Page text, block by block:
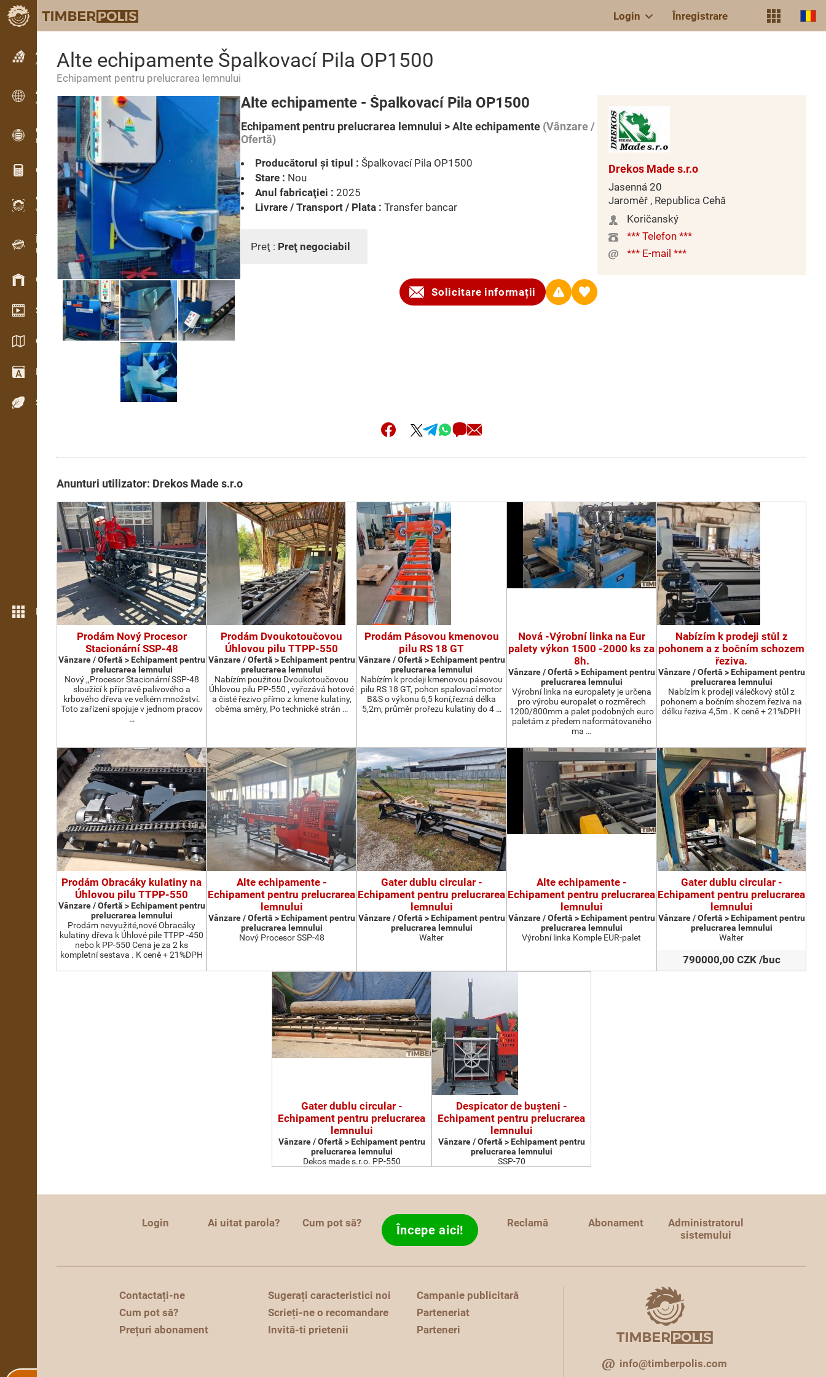
Login Înregistrare
Anunțuri
Anunturi text
Anunțuri
Anunțuri internaționale
OPTI-TIMB
Modele de debitare
Calculatoare lemn
WoodProfi
Volum de lemn cu IA
Înregistrator de date
Inventarul lemnului pe teren
Gestionarea stocurilor
Showroom video
Cataloage / Broșuri
Dicţionar
Specii de lemn
Mai multe opțiuni
Alte echipamente Špalkovací Pila OP1500
Echipament pentru prelucrarea lemnului
Alte echipamente - Špalkovací Pila OP1500
Echipament pentru prelucrarea lemnului > Alte echipamente (Vânzare /
Ofertă)
Producătorul şi tipul : Špalkovací Pila OP1500
Stare : Nou
Anul fabricaţiei : 2025
Livrare / Transport / Plata : Transfer bancar
Preţ : Preţ negociabil
Solicitare informații
Drekos Made s.r.o
Jasenná 20
Jaroměř , Republica Cehă
Koričanský
*** Telefon ***
*** E-mail ***
Anunturi utilizator: Drekos Made s.r.o
Prodám Nový Procesor
Stacionární SSP-48
Vânzare / Ofertă > Echipament pentru
prelucrarea lemnului
Nový ,,Procesor Stacionární SSP-48
sloužící k přípravě palivového a
krbového dřeva ve velkém množství.
Toto zařízení spojuje v jednom pracov
…
Prodám Dvoukotoučovou
Úhlovou pilu TTPP-550
Vânzare / Ofertă > Echipament pentru
prelucrarea lemnului
Nabízím použitou Dvoukotoučovou
Úhlovou pilu PP-550 , vyřezává hotové
a čisté řezivo přímo z kmene kulatiny,
oběma směry, Po technické strán …
Prodám Pásovou kmenovou
pilu RS 18 GT
Vânzare / Ofertă > Echipament pentru
prelucrarea lemnului
Nabízím k prodeji kmenovou pásovou
pilu RS 18 GT, pohon spalovací motor
B&S o výkonu 6,5 koní,řezná délka
5,2m, průměr prořezu kulatiny do 4 …
Nová -Výrobní linka na Eur
palety výkon 1500 -2000 ks za
8h.
Vânzare / Ofertă > Echipament pentru
prelucrarea lemnului
Výrobní linka na europalety je určena
pro výrobu europalet o rozměrech
1200/800mm a palet podobných euro
paletám z předem naformátovaného
ma …
Nabízím k prodeji stůl z
pohonem a z bočním schozem
řeziva.
Vânzare / Ofertă > Echipament pentru
prelucrarea lemnului
Nabízím k prodeji válečkový stůl z
pohonem a bočním shozem řeziva na
délku řeziva 4,5m . K ceně + 21%DPH
Prodám Obracáky kulatiny na
Úhlovou pilu TTPP-550
Vânzare / Ofertă > Echipament pentru
prelucrarea lemnului
Prodám nevyužité,nové Obracáky
kulatiny dřeva k Úhlové pile TTPP -450
nebo k PP-550 Cena je za 2 ks
kompletní sestava . K ceně + 21%DPH
Alte echipamente -
Echipament pentru prelucrarea
lemnului
Vânzare / Ofertă > Echipament pentru
prelucrarea lemnului
Nový Procesor SSP-48
Gater dublu circular -
Echipament pentru prelucrarea
lemnului
Vânzare / Ofertă > Echipament pentru
prelucrarea lemnului
Walter
Alte echipamente -
Echipament pentru prelucrarea
lemnului
Vânzare / Ofertă > Echipament pentru
prelucrarea lemnului
Výrobní linka Komple EUR-palet
Gater dublu circular -
Echipament pentru prelucrarea
lemnului
Vânzare / Ofertă > Echipament pentru
prelucrarea lemnului
Walter
790000,00 CZK /buc
Gater dublu circular -
Echipament pentru prelucrarea
lemnului
Vânzare / Ofertă > Echipament pentru
prelucrarea lemnului
Dekos made s.r.o. PP-550
Despicator de buşteni -
Echipament pentru prelucrarea
lemnului
Vânzare / Ofertă > Echipament pentru
prelucrarea lemnului
SSP-70
Login Ai uitat parola? Cum pot să? Începe aici! Reclamă Abonament
Administratorul
sistemului
Contactați-ne
Cum pot să?
Prețuri abonament
Sugerați caracteristici noi
Scrieți-ne o recomandare
Invită-ti prietenii
Campanie publicitară
Parteneriat
Parteneri
info@timberpolis.com